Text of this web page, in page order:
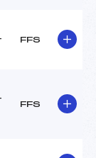
FFS
FFS